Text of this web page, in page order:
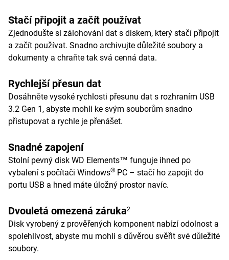
Stačí připojit a začít používat
Zjednodušte si zálohování dat s diskem, který stačí připojit
a začít používat. Snadno archivujte důležité soubory a
dokumenty a chraňte tak svá cenná data.
Rychlejší přesun dat
Dosáhněte vysoké rychlosti přesunu dat s rozhraním USB
3.2 Gen 1, abyste mohli ke svým souborům snadno
přistupovat a rychle je přenášet.
Snadné zapojení
Stolní pevný disk WD Elements™ funguje ihned po
vybalení s počítači Windows® PC – stačí ho zapojit do
portu USB a hned máte úložný prostor navíc.
Dvouletá omezená záruka2
Disk vyrobený z prověřených komponent nabízí odolnost a
spolehlivost, abyste mu mohli s důvěrou svěřit své důležité
soubory.